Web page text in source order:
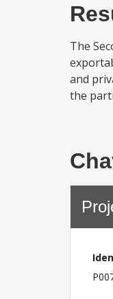
The
and
the